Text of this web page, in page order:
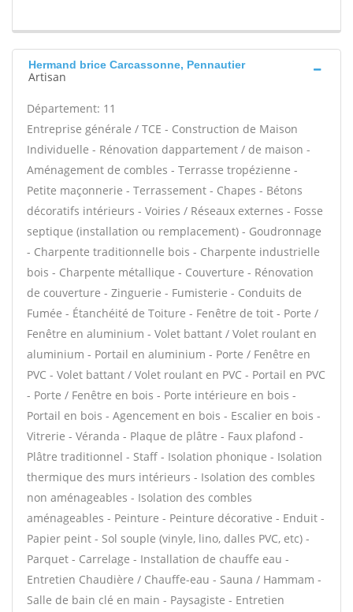
Hermand brice Carcassonne, Pennautier
Artisan
Département: 11
Entreprise générale / TCE - Construction de Maison
Individuelle - Rénovation dappartement / de maison -
Aménagement de combles - Terrasse tropézienne -
Petite maçonnerie - Terrassement - Chapes - Bétons
décoratifs intérieurs - Voiries / Réseaux externes - Fosse
septique (installation ou remplacement) - Goudronnage
- Charpente traditionnelle bois - Charpente industrielle
bois - Charpente métallique - Couverture - Rénovation
de couverture - Zinguerie - Fumisterie - Conduits de
Fumée - Étanchéité de Toiture - Fenêtre de toit - Porte /
Fenêtre en aluminium - Volet battant / Volet roulant en
aluminium - Portail en aluminium - Porte / Fenêtre en
PVC - Volet battant / Volet roulant en PVC - Portail en PVC
- Porte / Fenêtre en bois - Porte intérieure en bois -
Portail en bois - Agencement en bois - Escalier en bois -
Vitrerie - Véranda - Plaque de plâtre - Faux plafond -
Plâtre traditionnel - Staff - Isolation phonique - Isolation
thermique des murs intérieurs - Isolation des combles
non aménageables - Isolation des combles
aménageables - Peinture - Peinture décorative - Enduit -
Papier peint - Sol souple (vinyle, lino, dalles PVC, etc) -
Parquet - Carrelage - Installation de chauffe eau -
Entretien Chaudière / Chauffe-eau - Sauna / Hammam -
Salle de bain clé en main - Paysagiste - Entretien